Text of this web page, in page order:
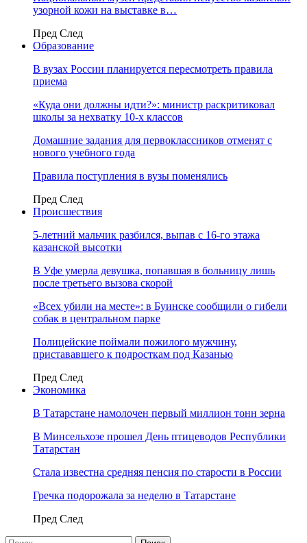
узорной кожи на выставке в…
Пред След
Образование
В вузах России планируется пересмотреть правила
приема
«Куда они должны идти?»: министр раскритиковал
школы за нехватку 10-х классов
Домашние задания для первоклассников отменят с
нового учебного года
Правила поступления в вузы поменялись
Пред След
Происшествия
5-летний мальчик разбился, выпав с 16-го этажа
казанской высотки
В Уфе умерла девушка, попавшая в больницу лишь
после третьего вызова скорой
«Всех убили на месте»: в Буинске сообщили о гибели
собак в центральном парке
Полицейские поймали пожилого мужчину,
пристававшего к подросткам под Казанью
Пред След
Экономика
В Татарстане намолочен первый миллион тонн зерна
В Минсельхозе прошел День птицеводов Республики
Татарстан
Стала известна средняя пенсия по старости в России
Гречка подорожала за неделю в Татарстане
Пред След